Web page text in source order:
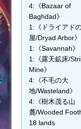
4:《Bazaar of
Baghdad》
1:《ドライアド
屋/Dryad Arbor》
1:《Savannah》
1:《露天鉱床/
Mine》
4:《不毛の大
地/Wasteland》
4:《樹木茂る山
麓/Wooded
18 lands